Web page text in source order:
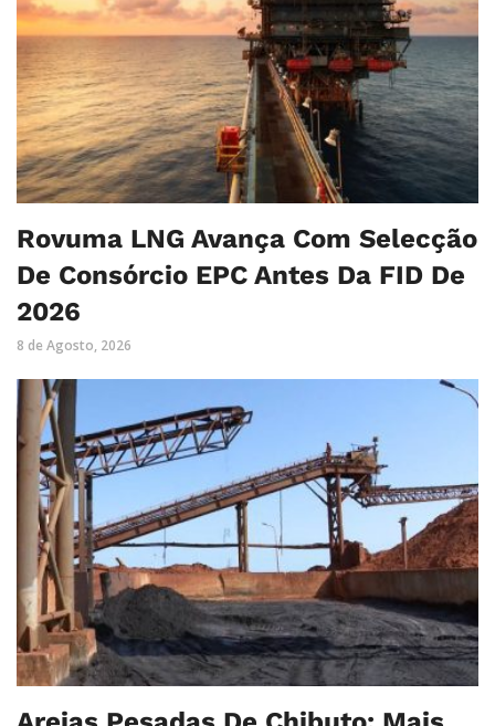
Rovuma LNG Avança Com Selecção
De Consórcio EPC Antes Da FID De
2026
8 de Agosto, 2026